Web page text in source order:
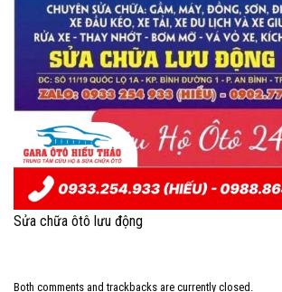
Sửa chữa ôtô lưu động
Both comments and trackbacks are currently closed.